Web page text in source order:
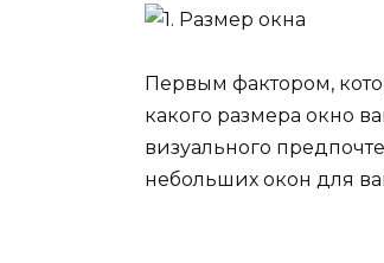
Первым фактором,
какого размера окно
визуального
небольших окон для